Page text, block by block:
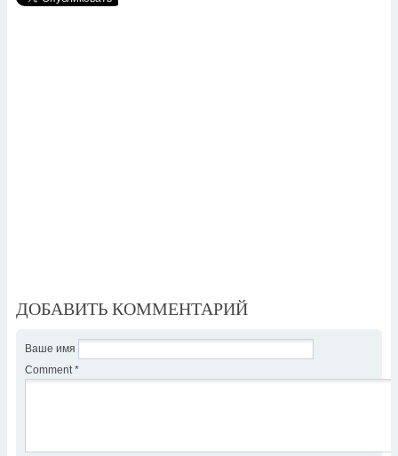
ДОБАВИТЬ КОММЕНТАРИЙ
Ваше имя
Comment *